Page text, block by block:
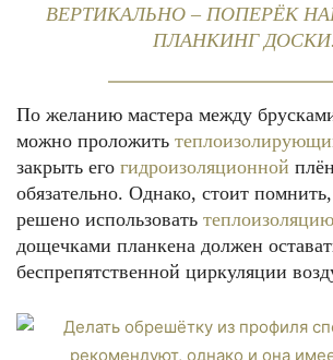
ВЕРТИКАЛЬНО – ПОПЕРЁК
ПЛАНКИНГ ДОСКИ.
По желанию мастера между
можно проложить
закрыть его гидроизоляционной
обязательно. Однако, стоит
решено использовать теплоизоляцию
дощечками планкена должен
беспрепятственной циркуляции